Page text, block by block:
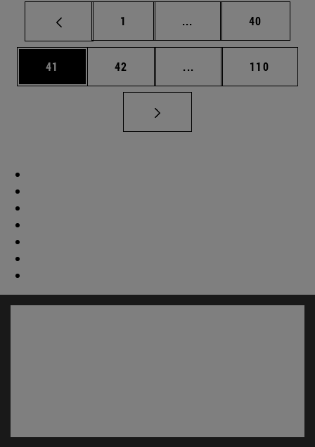
Página
1 ... Páginas intermedias
Página
40
Página
41 Página
42 ... Páginas intermedias
Página
110